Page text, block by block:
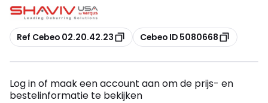
Kopiëren
Ref Cebeo 02.20.42.23 Kopiëren
Cebeo ID 5080668
Log in of maak een account aan om de prijs- en
bestelinformatie te bekijken